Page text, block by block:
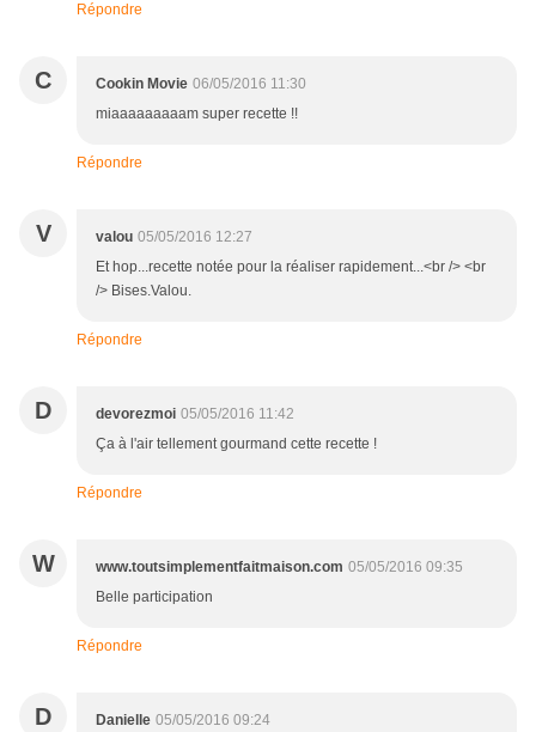
Répondre
C Cookin Movie 06/05/2016 11:30
miaaaaaaaaam super recette !!
Répondre
V valou 05/05/2016 12:27
Et hop...recette notée pour la réaliser rapidement...<br /> <br
/> Bises.Valou.
Répondre
D devorezmoi 05/05/2016 11:42
Ça à l'air tellement gourmand cette recette !
Répondre
W www.toutsimplementfaitmaison.com 05/05/2016 09:35
Belle participation
Répondre
D Danielle 05/05/2016 09:24